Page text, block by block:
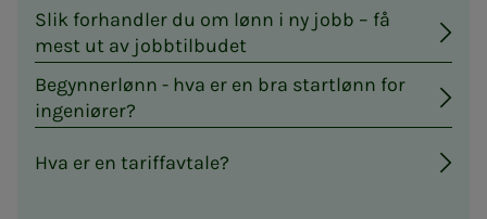
Slik forhandler du om lønn i ny jobb – få
mest ut av jobbtilbudet
Begynnerlønn - hva er en bra startlønn for
ingeniører?
Hva er en tariffavtale?